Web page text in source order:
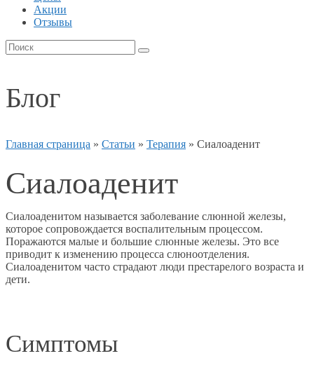
Акции
Отзывы
Блог
Главная страница » Статьи » Терапия » Сиалоаденит
Сиалоаденит
Сиалоаденитом называется заболевание слюнной железы,
которое сопровождается воспалительным процессом.
Поражаются малые и большие слюнные железы. Это все
приводит к изменению процесса слюноотделения.
Сиалоаденитом часто страдают люди престарелого возраста и
дети.
Симптомы